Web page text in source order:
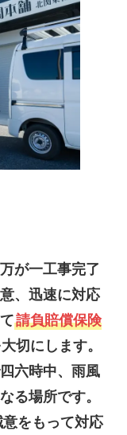
が一工事完了
、迅速に対応
請負賠償保険
切にします。
六時中、雨風
る場所です。
をもって対応